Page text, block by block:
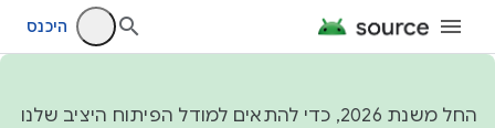
היכנס
החל משנת 2026, כדי להתאים למודל הפיתוח היציב שלנו